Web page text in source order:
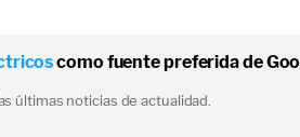
como fuente preferida de
últimas noticias de actualidad.